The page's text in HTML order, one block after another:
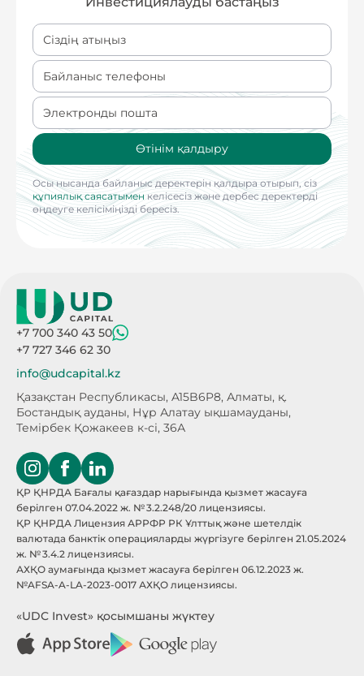
Сонымен қатар, «UDC Progress» АИПҚ - халықаралық
инвестициялық кредиттік рейтингі BBB-ден төмен
емес бағалы қағаздар ғана инвестицияланады -
халықаралық рейтингтік агенттіктер шкаласы
бойынша (S&P, Moody’s, Fitch), бұл эмитенттердің
дефолт тәуекелін айтарлықтай төмендетеді.
Сіздің атыңыз
Байланыс телефоны
Электронды пошта
Өтінім қалдыру
Осы нысанда байланыс деректерін қалдыра отырып, сіз
құпиялық саясатымен келісесіз және дербес деректерді
өңдеуге келісіміңізді бересіз.
+7 700 340 43 50
+7 727 346 62 30
info@udcapital.kz
Қазақстан Республикасы, A15B6P8, Алматы, қ.
Бостандық ауданы, Нұр Алатау ықшамауданы,
Темірбек Қожакеев к-сі, 36А
ҚР ҚНРДА Бағалы қағаздар нарығында қызмет жасауға
берілген 07.04.2022 ж. № 3.2.248/20 лицензиясы.
ҚР ҚНРДА Лицензия АРРФР РК Ұлттық және шетелдік
валютада банктік операцияларды жүргізуге берілген 21.05.2024
ж. № 3.4.2 лицензиясы.
АХҚО аумағында қызмет жасауға берілген 06.12.2023 ж.
№AFSA-A-LA-2023-0017 АХҚО лицензиясы.
«UDC Invest» қосымшаны жүктеу